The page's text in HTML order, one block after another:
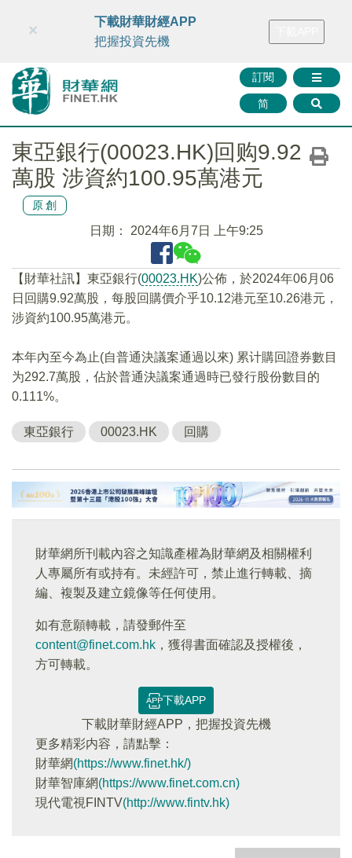
財華智庫網 FINTV FINMETA 財華證券 媒體矩陣
訂閱
简
×
下載財華財經APP
把握投資先機
東亞銀行(00023.HK)回购9.92
萬股 涉資約100.95萬港元
原創
日期： 2024年6月7日 上午9:25
【財華社訊】東亞銀行(00023.HK)公佈，於2024年06月06
日回購9.92萬股，每股回購價介乎10.12港元至10.26港元，
涉資約100.95萬港元。
本年內至今為止(自普通決議案通過以來) 累计購回證券數目
为292.7萬股，佔於普通決議案通過時已發行股份數目的
0.111%。
東亞銀行 00023.HK 回購
財華網所刊載內容之知識產權為財華網及相關權利
人專屬所有或持有。未經許可，禁止進行轉載、摘
編、複製及建立鏡像等任何使用。
如有意願轉載，請發郵件至
content@finet.com.hk ，獲得書面確認及授權後，
方可轉載。
下載APP
下載財華財經APP，把握投資先機
更多精彩内容，請點擊：
財華網(https://www.finet.hk/)
財華智庫網(https://www.finet.com.cn)
現代電視FINTV(http://www.fintv.hk)